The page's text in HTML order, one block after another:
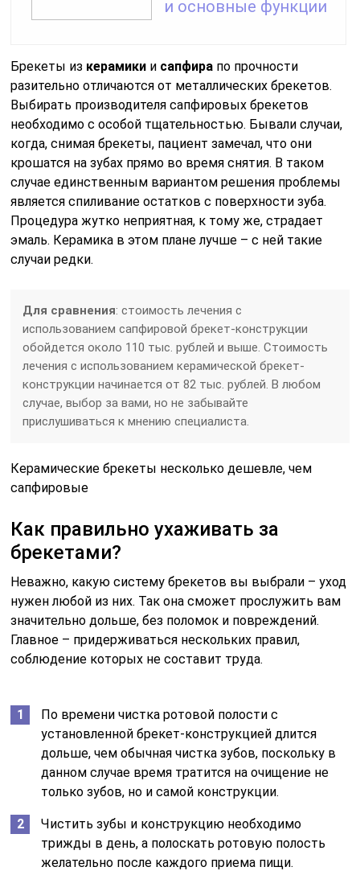
и основные функции
Брекеты из керамики и сапфира по прочности
разительно отличаются от металлических брекетов.
Выбирать производителя сапфировых брекетов
необходимо с особой тщательностью. Бывали случаи,
когда, снимая брекеты, пациент замечал, что они
крошатся на зубах прямо во время снятия. В таком
случае единственным вариантом решения проблемы
является спиливание остатков с поверхности зуба.
Процедура жутко неприятная, к тому же, страдает
эмаль. Керамика в этом плане лучше – с ней такие
случаи редки.
Для сравнения: стоимость лечения с
использованием сапфировой брекет-конструкции
обойдется около 110 тыс. рублей и выше. Стоимость
лечения с использованием керамической брекет-
конструкции начинается от 82 тыс. рублей. В любом
случае, выбор за вами, но не забывайте
прислушиваться к мнению специалиста.
Керамические брекеты несколько дешевле, чем
сапфировые
Как правильно ухаживать за
брекетами?
Неважно, какую систему брекетов вы выбрали – уход
нужен любой из них. Так она сможет прослужить вам
значительно дольше, без поломок и повреждений.
Главное – придерживаться нескольких правил,
соблюдение которых не составит труда.
По времени чистка ротовой полости с
установленной брекет-конструкцией длится
дольше, чем обычная чистка зубов, поскольку в
данном случае время тратится на очищение не
только зубов, но и самой конструкции.
Чистить зубы и конструкцию необходимо
трижды в день, а полоскать ротовую полость
желательно после каждого приема пищи.